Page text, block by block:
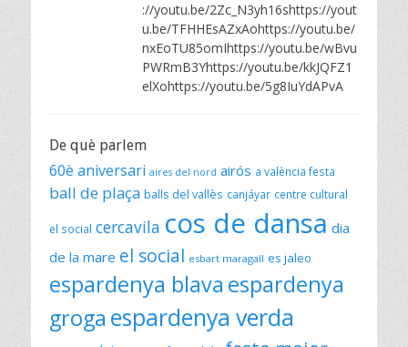
://youtu.be/2Zc_N3yh16shttps://yout
u.be/TFHHEsAZxAohttps://youtu.be/
nxEoTU85omIhttps://youtu.be/wBvu
PWRmB3Yhttps://youtu.be/kkJQFZ1
elXohttps://youtu.be/5g8IuYdAPvA
De què parlem
60è aniversari aires del nord airós a valència festa
ball de plaça balls del vallès canjáyar centre cultural
el social cercavila cos de dansa dia
de la mare el social esbart maragall es jaleo
espardenya blava espardenya
groga espardenya verda